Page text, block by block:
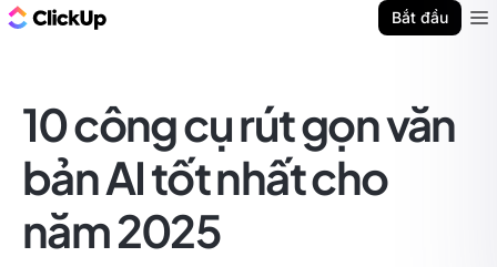
Bắt đầu
10 công cụ rút gọn văn
bản AI tốt nhất cho
năm 2025